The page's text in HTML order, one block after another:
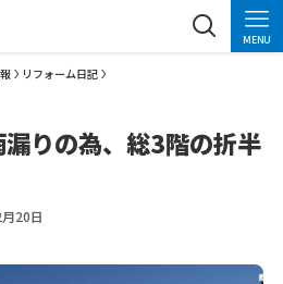
MENU
リフォーム日記
りの為、総3階の折半
20日